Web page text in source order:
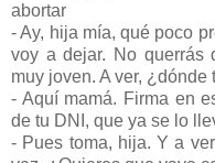
abortar
- Ay, hija mía, qué poco
voy a dejar. No querrás
muy joven. A ver, ¿dónde
- Aquí mamá. Firma en
de tu DNI, que ya se lo
- Pues toma, hija. Y a